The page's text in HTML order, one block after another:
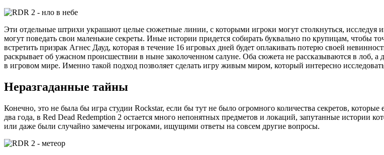
Эти отдельные штрихи украшают целые сюжетные линии, с которыми игроки могут столкнуться, исследуя
могут поведать свои маленькие секреты. Иные истории придется собирать буквально по крупицам,
встретить призрак Агнес Дауд, которая в течение 16 игровых дней будет оплакивать потерю своей
раскрывает об ужасном происшествии в ныне заколоченном салуне. Оба сюжета не рассказываются в лоб,
в игровом мире. Именно такой подход позволяет сделать игру живым миром, который интересно
Неразгаданные тайны
Конечно, это не была бы игра студии Rockstar, если бы тут не было огромного количества секретов,
два года, в Red Dead Redemption 2 остается много непонятных предметов и локаций, запутанные истории
или даже были случайно замечены игроками, ищущими ответы на совсем другие вопросы.